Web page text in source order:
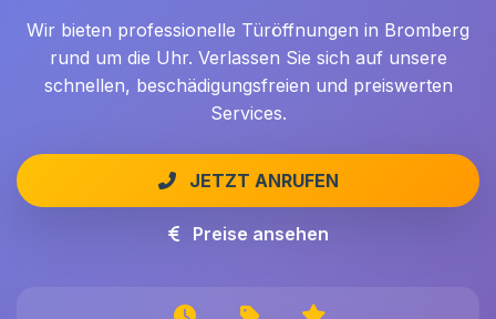
Wir bieten professionelle Türöffnungen in Bromberg
rund um die Uhr. Verlassen Sie sich auf unsere
schnellen, beschädigungsfreien und preiswerten
Services.
JETZT ANRUFEN
Preise ansehen